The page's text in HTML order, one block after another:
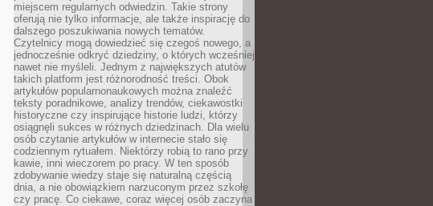
miejscem regularnych odwiedzin. Takie strony
oferują nie tylko informacje, ale także inspirację do
dalszego poszukiwania nowych tematów.
Czytelnicy mogą dowiedzieć się czegoś nowego, a
jednocześnie odkryć dziedziny, o których wcześniej
nawet nie myśleli. Jednym z największych atutów
takich platform jest różnorodność treści. Obok
artykułów popularnonaukowych można znaleźć
teksty poradnikowe, analizy trendów, ciekawostki
historyczne czy inspirujące historie ludzi, którzy
osiągnęli sukces w różnych dziedzinach. Dla wielu
osób czytanie artykułów w internecie stało się
codziennym rytuałem. Niektórzy robią to rano przy
kawie, inni wieczorem po pracy. W ten sposób
zdobywanie wiedzy staje się naturalną częścią
dnia, a nie obowiązkiem narzuconym przez szkołę
czy pracę. Co ciekawe, coraz więcej osób zaczyna